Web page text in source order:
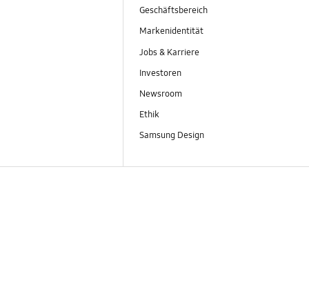
Geschäftsbereich
Markenidentität
Jobs & Karriere
Investoren
Newsroom
Ethik
Samsung Design